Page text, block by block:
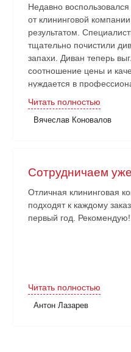
Недавно
от клининговой
результатом.
тщательно почистили
запахи. Диван теперь
соотношение цены и
нуждается в
Читать полностью
Вячеслав Коновалов
Сотрудничаем
Отличная клининговая
подходят к каждому
первый год. Рекомендую!
Читать полностью
Антон Лазарев